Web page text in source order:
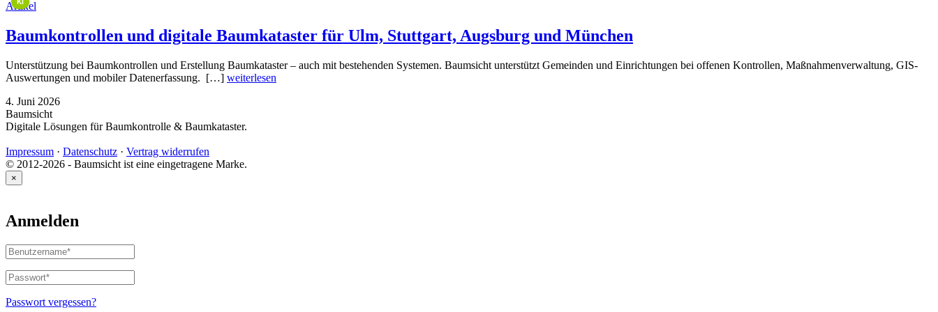
Artikel
Baumkontrollen und digitale Baumkataster für Ulm, Stuttgart, Augsburg und München
Unterstützung bei Baumkontrollen und Erstellung Baumkataster – auch mit bestehenden Systemen. Baumsicht unterstützt Gemeinden und Einrichtungen bei offenen Kontrollen, Maßnahmenverwaltung, GIS-
Auswertungen und mobiler Datenerfassung. […] weiterlesen
4. Juni 2026
Baumsicht
Digitale Lösungen für Baumkontrolle & Baumkataster.
Impressum · Datenschutz · Vertrag widerrufen
© 2012-2026 - Baumsicht ist eine eingetragene Marke.
×
Anmelden
Benutzername
oder
E-
Mail-
Adresse*
Passwort*
Erforderlich
Passwort vergessen?